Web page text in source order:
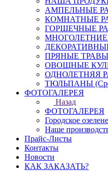
АМПЕЛЬНЫЕ
КОМНАТНЫЕ
ГОРШЕЧНЫЕ
МНОГОЛЕТНИЕ
ПРЯНЫЕ ТРАВЫ
ОВОЩНЫЕ
ОДНОЛЕТНЯЯ
ТЮЛЬПАНЫ
ФОТОГАЛЕРЕЯ
Назад
ФОТОГАЛЕРЕЯ
Городское
Наше
Прайс-Листы
Контакты
Новости
КАК ЗАКАЗАТЬ?